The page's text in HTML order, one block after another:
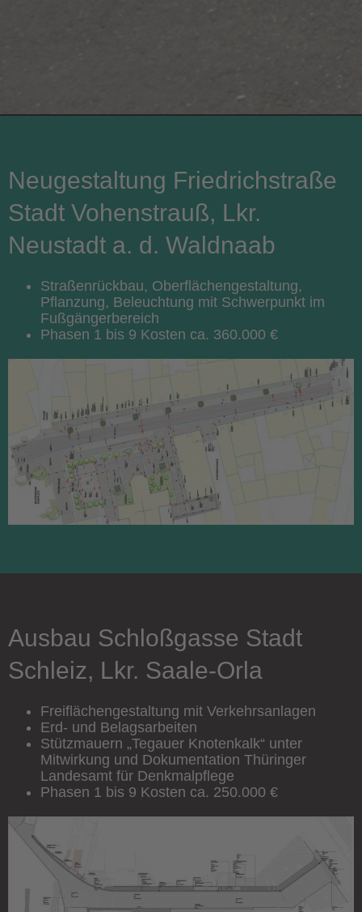
Neugestaltung Friedrichstraße
Stadt Vohenstrauß, Lkr.
Neustadt a. d. Waldnaab
Straßenrückbau, Oberflächengestaltung,
Pflanzung, Beleuchtung mit Schwerpunkt im
Fußgängerbereich
Phasen 1 bis 9 Kosten ca. 360.000 €
Ausbau Schloßgasse Stadt
Schleiz, Lkr. Saale-Orla
Freiflächengestaltung mit Verkehrsanlagen
Erd- und Belagsarbeiten
Stützmauern „Tegauer Knotenkalk“ unter
Mitwirkung und Dokumentation Thüringer
Landesamt für Denkmalpflege
Phasen 1 bis 9 Kosten ca. 250.000 €